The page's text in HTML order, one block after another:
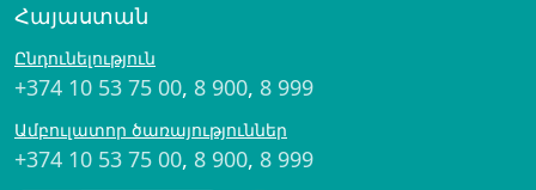
Հայաստան
Ընդունելություն
+374 10 53 75 00, 8 900, 8 999
Ամբուլատոր ծառայություններ
+374 10 53 75 00, 8 900, 8 999